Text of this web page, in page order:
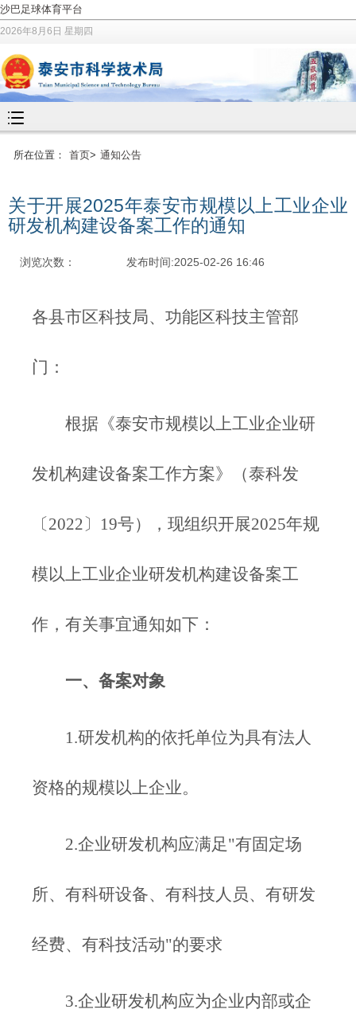
沙巴足球体育平台
2026年8月6日 星期四
所在位置： 首页> 通知公告
关于开展2025年泰安市规模以上工业企业
研发机构建设备案工作的通知
浏览次数： 发布时间:2025-02-26 16:46
各县市区科技局、功能区科技主管部
门：
根据《泰安市规模以上工业企业研
发机构建设备案工作方案》（泰科发
〔2022〕19号），现组织开展2025年规
模以上工业企业研发机构建设备案工
作，有关事宜通知如下：
一、备案对象
1.研发机构的依托单位为具有法人
资格的规模以上企业。
2.企业研发机构应满足"有固定场
所、有科研设备、有科技人员、有研发
经费、有科技活动"的要求
3.企业研发机构应为企业内部或企